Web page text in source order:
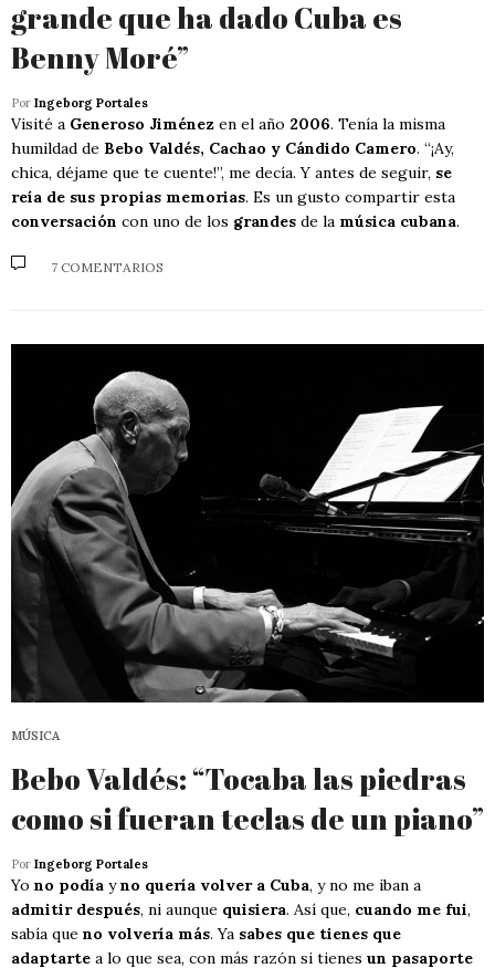
grande que ha dado Cuba es
Benny Moré”
Por Ingeborg Portales
Visité a Generoso Jiménez en el año 2006. Tenía la misma
humildad de Bebo Valdés, Cachao y Cándido Camero. “¡Ay,
chica, déjame que te cuente!”, me decía. Y antes de seguir, se
reía de sus propias memorias. Es un gusto compartir esta
conversación con uno de los grandes de la música cubana.
7 COMENTARIOS
MÚSICA
Bebo Valdés: “Tocaba las piedras
como si fueran teclas de un piano”
Por Ingeborg Portales
Yo no podía yno quería volver a Cuba, y no me iban a
admitir después, ni aunque quisiera. Así que, cuando me fui,
sabía que no volvería más. Ya sabes que tienes que
adaptarte a lo que sea, con más razón si tienes un pasaporte